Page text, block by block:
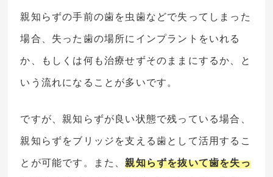
親知らずの手前の歯を虫歯などで失ってしまった
場合、失った歯の場所にインプラントをいれる
か、もしくは何も治療せずそのままにするか、と
いう流れになることが多いです。
ですが、親知らずが良い状態で残っている場合、
親知らずをブリッジを支える歯として活用するこ
とが可能です。また、親知らずを抜いて歯を失っ